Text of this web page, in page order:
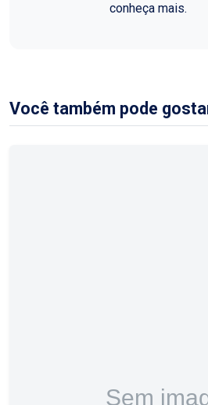
conheça mais.
Você também pode